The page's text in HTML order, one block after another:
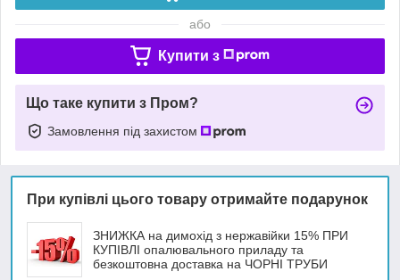
або
Купити з
Що таке купити з Пром?
Замовлення під захистом
При купівлі цього товару отримайте подарунок
ЗНИЖКА на димохід з нержавійки 15% ПРИ
КУПІВЛІ опалювального приладу та
безкоштовна доставка на ЧОРНІ ТРУБИ